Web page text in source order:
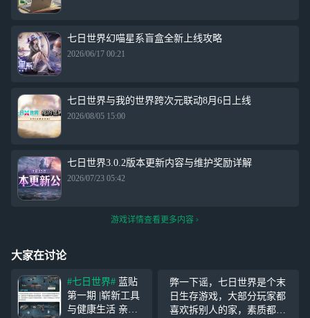
七日世界幻喵星系盲盒全新上线攻略
2026/06/17 00:21
七日世界与我的世界跨次元联动8月6日上线
2026/08/05 15:00
七日世界3.0.2版本更新内容与维护奖励详解
2026/07/23 05:42
游戏详情查看更多内容
大家在讨论
#七日世界# 蓝贴
第一期 |崭新工具
与健康生活 亲爱
弊一下谣，七日世界是个末
日生存游戏，大部分玩家都
喜欢拆别人的家，素质都很